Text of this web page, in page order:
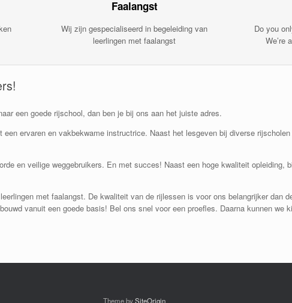
Faalangst
Wij zijn gespecialiseerd in begeleiding van
leerlingen met faalangst
Do you
We’re
een goede rijschool, dan ben je bij ons aan het juiste adres.
ervaren en vakbekwame instructrice. Naast het lesgeven bij diverse
en veilige weggebruikers. En met succes! Naast een hoge kwaliteit opleiding,
met faalangst. De kwaliteit van de rijlessen is voor ons belangrijker dan
vanuit een goede basis! Bel ons snel voor een proefles. Daarna kunnen we
Theme bySiteOrigin